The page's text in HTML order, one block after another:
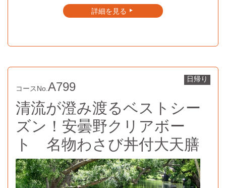
詳細を見る ▲
コースNo. A799
日帰り
清流が澄み渡るベストシー
ズン！安曇野クリアボー
ト 名物わさび丼付大天膳